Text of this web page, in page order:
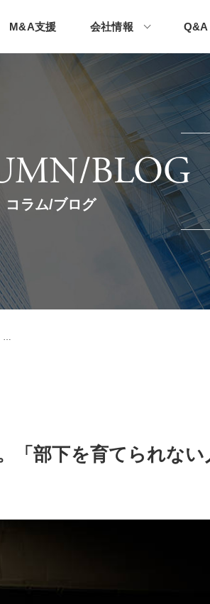
M&A支援 会社情報 Q&A
BLOG
コラム/ブログ
…
部下を育てられない